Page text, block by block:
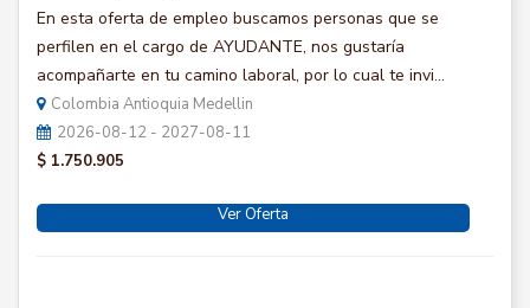
En esta oferta de empleo buscamos personas que se
perfilen en el cargo de AYUDANTE, nos gustaría
acompañarte en tu camino laboral, por lo cual te invi...
Colombia Antioquia Medellin
2026-08-12 - 2027-08-11
$ 1.750.905
Ver Oferta